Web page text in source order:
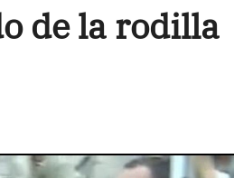
de la rodilla